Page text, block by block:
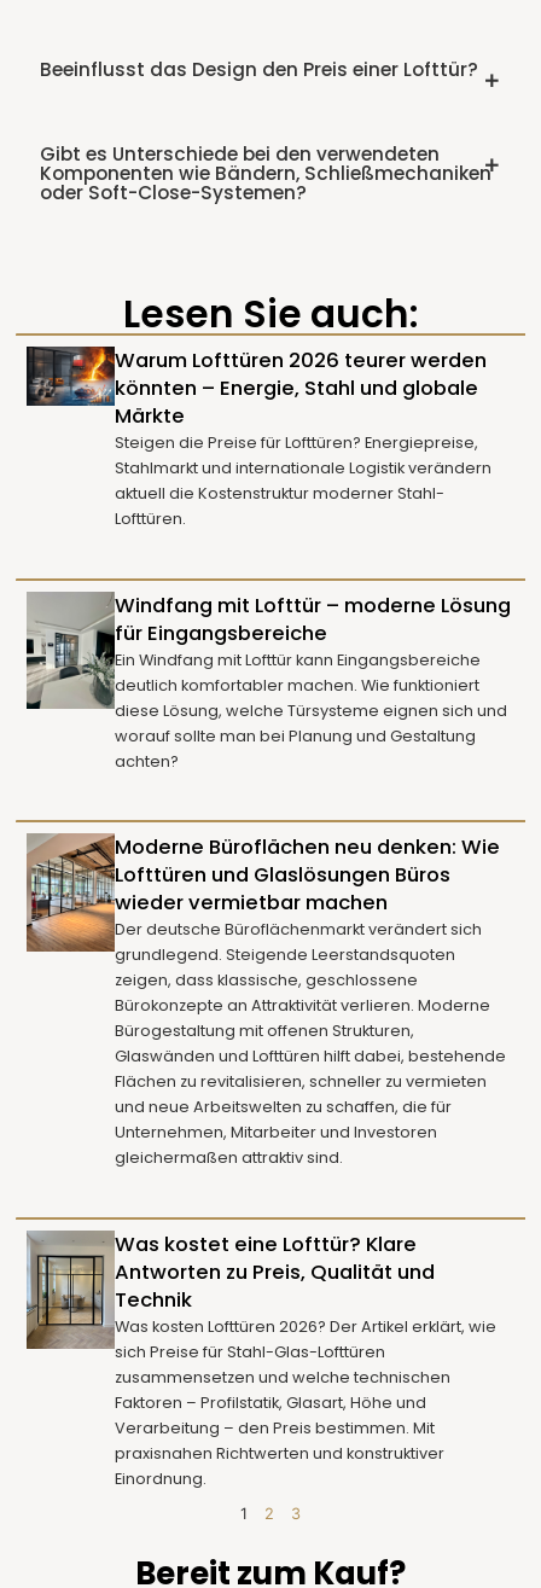
Beeinflusst das Design den Preis einer Lofttür?
Gibt es Unterschiede bei den verwendeten
Komponenten wie Bändern, Schließmechaniken
oder Soft-Close-Systemen?
Lesen Sie auch:
Warum Lofttüren 2026 teurer werden
könnten – Energie, Stahl und globale
Märkte
Steigen die Preise für Lofttüren? Energiepreise,
Stahlmarkt und internationale Logistik verändern
aktuell die Kostenstruktur moderner Stahl-
Lofttüren.
Windfang mit Lofttür – moderne Lösung
für Eingangsbereiche
Ein Windfang mit Lofttür kann Eingangsbereiche
deutlich komfortabler machen. Wie funktioniert
diese Lösung, welche Türsysteme eignen sich und
worauf sollte man bei Planung und Gestaltung
achten?
Moderne Büroflächen neu denken: Wie
Lofttüren und Glaslösungen Büros
wieder vermietbar machen
Der deutsche Büroflächenmarkt verändert sich
grundlegend. Steigende Leerstandsquoten
zeigen, dass klassische, geschlossene
Bürokonzepte an Attraktivität verlieren. Moderne
Bürogestaltung mit offenen Strukturen,
Glaswänden und Lofttüren hilft dabei, bestehende
Flächen zu revitalisieren, schneller zu vermieten
und neue Arbeitswelten zu schaffen, die für
Unternehmen, Mitarbeiter und Investoren
gleichermaßen attraktiv sind.
Was kostet eine Lofttür? Klare
Antworten zu Preis, Qualität und
Technik
Was kosten Lofttüren 2026? Der Artikel erklärt, wie
sich Preise für Stahl-Glas-Lofttüren
zusammensetzen und welche technischen
Faktoren – Profilstatik, Glasart, Höhe und
Verarbeitung – den Preis bestimmen. Mit
praxisnahen Richtwerten und konstruktiver
Einordnung.
1 2 3
Bereit zum Kauf?